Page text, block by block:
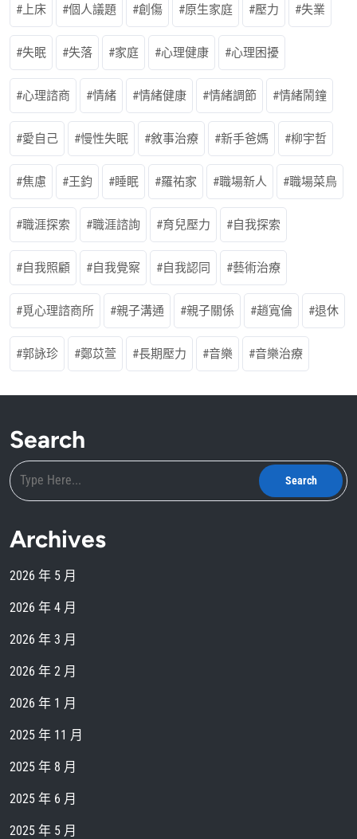
上床 個人議題 創傷 原生家庭 壓力 失業
失眠 失落 家庭 心理健康 心理困擾
心理諮商 情緒 情緒健康 情緒調節 情緒鬧鐘
愛自己 慢性失眠 敘事治療 新手爸媽 柳宇哲
焦慮 王鈞 睡眠 羅祐家 職場新人 職場菜鳥
職涯探索 職涯諮詢 育兒壓力 自我探索
自我照顧 自我覺察 自我認同 藝術治療
覓心理諮商所 親子溝通 親子關係 趙寬倫 退休
郭詠珍 鄭苡萱 長期壓力 音樂 音樂治療
Search
Archives
2026 年 5 月
2026 年 4 月
2026 年 3 月
2026 年 2 月
2026 年 1 月
2025 年 11 月
2025 年 8 月
2025 年 6 月
2025 年 5 月